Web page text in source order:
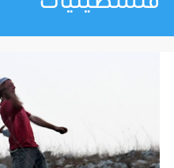
فلسطينيات